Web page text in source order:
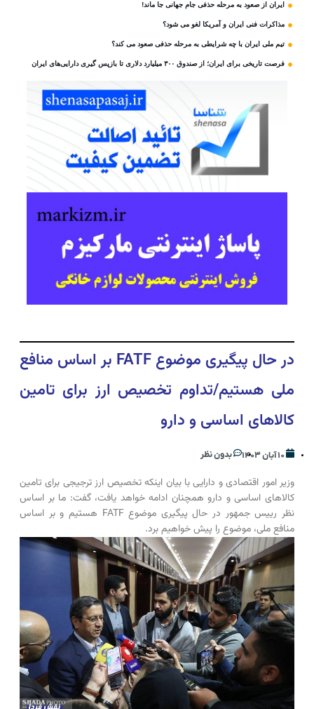
ایران از صعود به مرحله حذفی جام جهانی جا ماند!
مذاکرات فنی ایران و آمریکا لغو می شود؟
تیم ملی ایران با چه شرایطی به مرحله حذفی صعود می کند؟
فرصت تاریخی برای ایران؛ از صندوق ۳۰۰ میلیارد دلاری تا بازپس گیری دارایی‌های ایران
در حال پیگیری موضوع FATF بر اساس منافع
ملی هستیم/تداوم تخصیص ارز برای تامین
كالاهای اساسی و دارو
۱۰ آبان ۱۴۰۳ بدون نظر
وزیر امور اقتصادی و دارایی با بیان اینکه تخصیص ارز ترجیجی برای تامین
کالاهای اساسی و دارو همچنان ادامه خواهد یافت، گفت: ما بر اساس
نظر رییس جمهور در حال پیگیری موضوع FATF هستیم و بر اساس
منافع ملی، موضوع را پیش خواهیم برد.